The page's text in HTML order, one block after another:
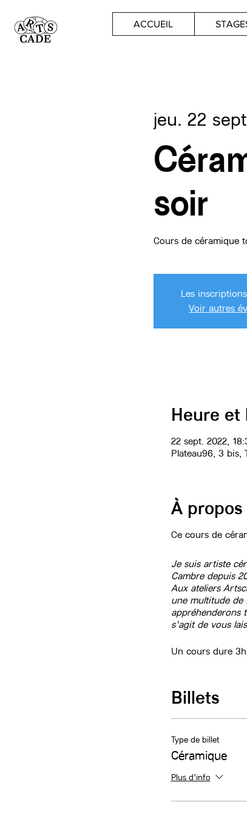
ACCUEIL
jeu. 22
soir
Les
Voir autres
Heure et
22 sept. 2022,
Plateau96, 3 bis,
À
Ce cours de
Je suis artiste
Cambre depuis
Aux ateliers
une multitude
appréhenderons
s'agit de vous
Un cours dure
Billets
Type de billet
Céramique
Plus d'info